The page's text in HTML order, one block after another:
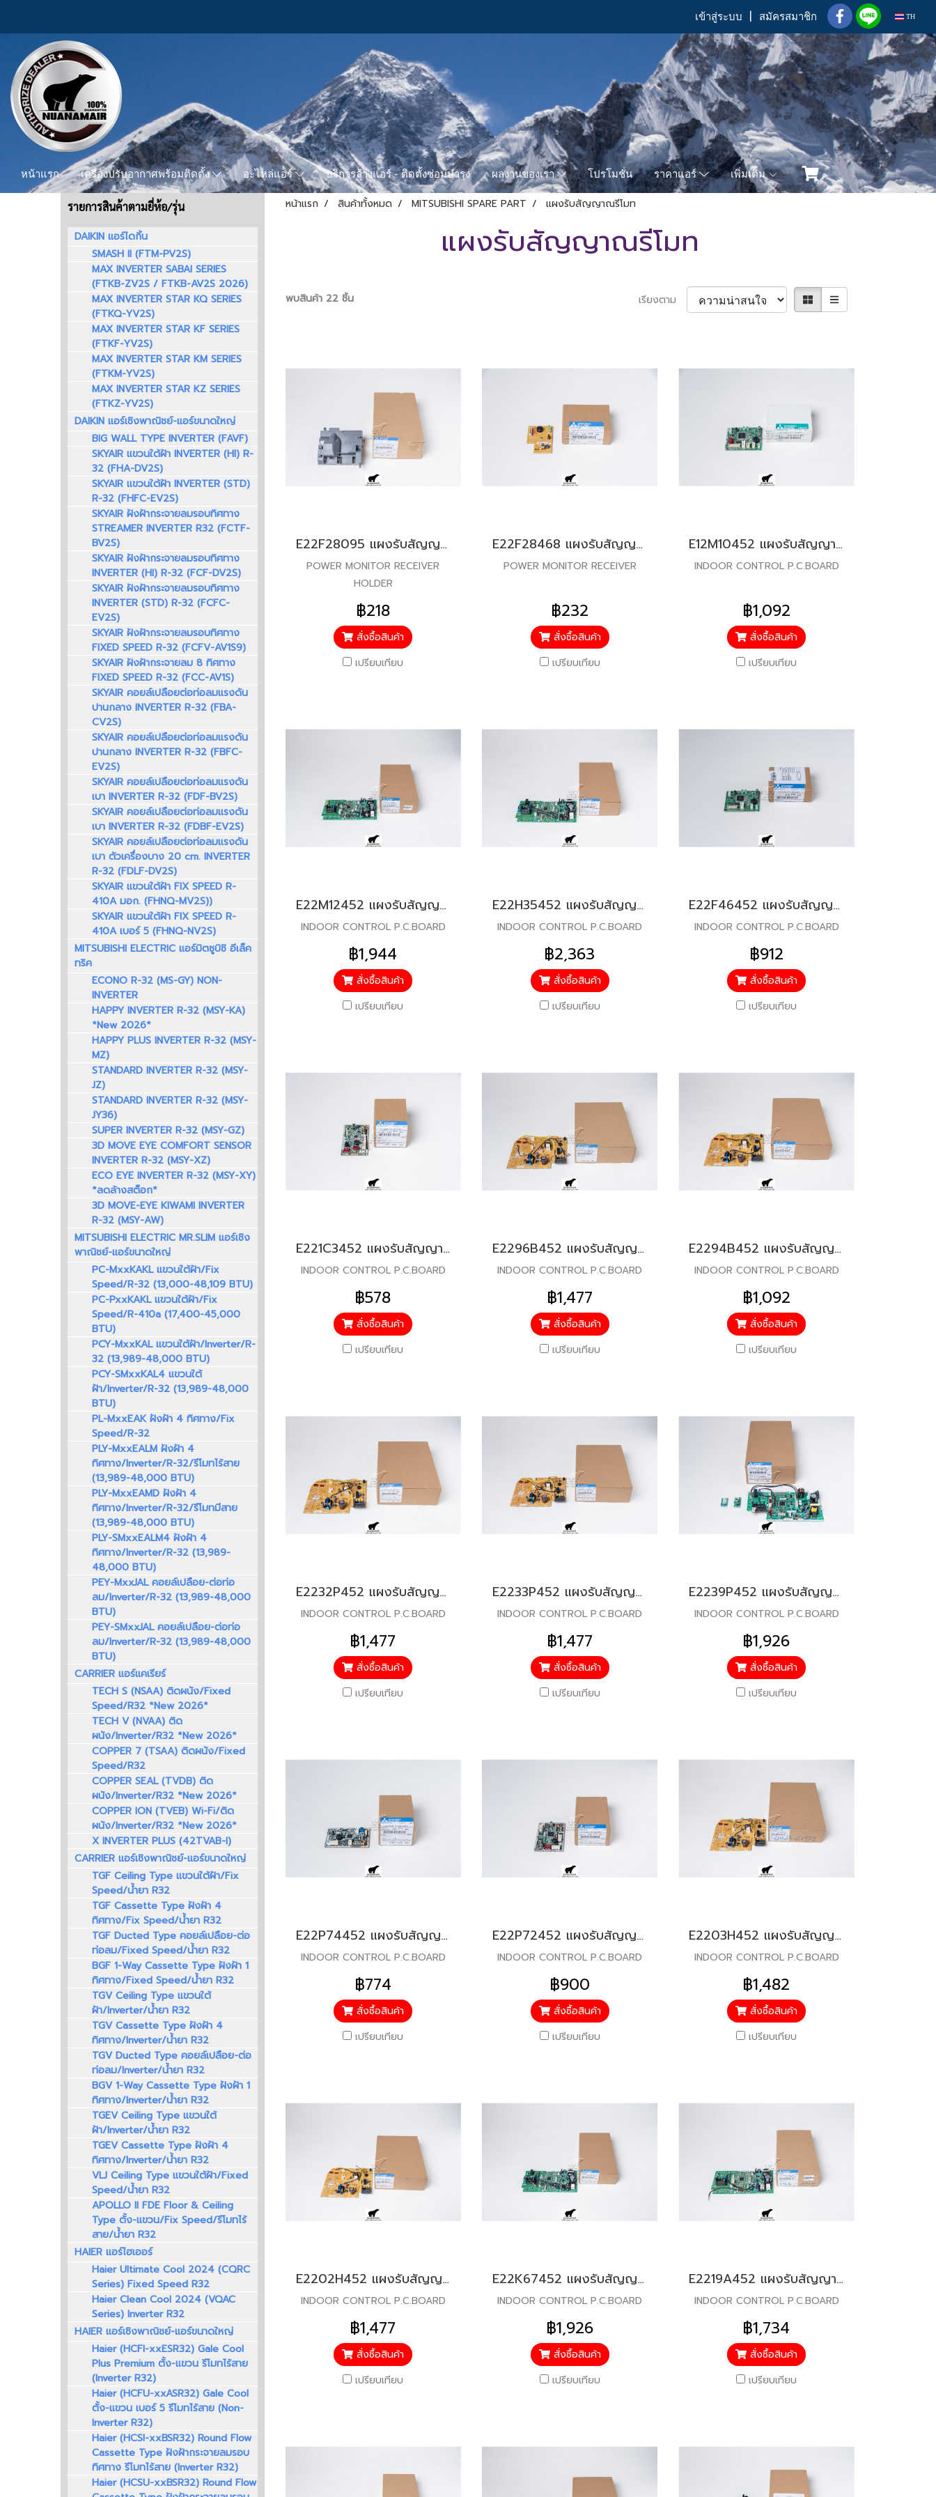
เข้าสู่ระบบ สมัครสมาชิก TH
หน้าแรก เครื่องปรับอากาศพร้อมติดตั้ง อะไหล่แอร์ บริการล้างแอร์ - ติดตั้งซ่อมบำรุง ผลงานของเรา โปรโมชั่น ราคาแอร์ เพิ่มเติม
หน้าแรก สินค้าทั้งหมด MITSUBISHI SPARE PART แผงรับสัญญาณรีโมท
แผงรับสัญญาณรีโมท
พบสินค้า 22 ชิ้น เรียงตาม
E22F28095 แผงรับสัญญาณรีโมท สำหรับแอร์มิตซู รุ่น MS-GN18,24
POWER MONITOR RECEIVER
HOLDER
฿218
สั่งซื้อสินค้า
เปรียบเทียบ
E22F28468 แผงรับสัญญาณรีโมท สำหรับแอร์มิตซู รุ่น MS-SGF,SFH,GJ18,24
POWER MONITOR RECEIVER
฿232
สั่งซื้อสินค้า
เปรียบเทียบ
E12M10452 แผงรับสัญญาณรีโมท สำหรับแอร์มิตซู รุ่น MSY-GK09,13,15
INDOOR CONTROL P.C.BOARD
฿1,092
สั่งซื้อสินค้า
เปรียบเทียบ
E22M12452 แผงรับสัญญาณรีโมท สำหรับแอร์มิตซู รุ่น MSY-GK18,24
INDOOR CONTROL P.C.BOARD
฿1,944
สั่งซื้อสินค้า
เปรียบเทียบ
E22H35452 แผงรับสัญญาณรีโมท สำหรับแอร์มิตซู รุ่น MS-SGH18
INDOOR CONTROL P.C.BOARD
฿2,363
สั่งซื้อสินค้า
เปรียบเทียบ
E22F46452 แผงรับสัญญาณรีโมท สำหรับแอร์มิตซู รุ่น MS-SGG09,MS-SGG13,MS-SGF13
INDOOR CONTROL P.C.BOARD
฿912
สั่งซื้อสินค้า
เปรียบเทียบ
E221C3452 แผงรับสัญญาณรีโมท สำหรับแอร์มิตซู รุ่น MSY-KX09VC
INDOOR CONTROL P.C.BOARD
฿578
สั่งซื้อสินค้า
เปรียบเทียบ
E2296B452 แผงรับสัญญาณรีโมท สำหรับแอร์มิตซู รุ่น MSY-JP15
INDOOR CONTROL P.C.BOARD
฿1,477
สั่งซื้อสินค้า
เปรียบเทียบ
E2294B452 แผงรับสัญญาณรีโมท สำหรับแอร์มิตซู รุ่น MSY-JP09
INDOOR CONTROL P.C.BOARD
฿1,092
สั่งซื้อสินค้า
เปรียบเทียบ
E2232P452 แผงรับสัญญาณรีโมท สำหรับแอร์มิตซู รุ่น MSY-KT15
INDOOR CONTROL P.C.BOARD
฿1,477
สั่งซื้อสินค้า
เปรียบเทียบ
E2233P452 แผงรับสัญญาณรีโมท สำหรับแอร์มิตซู รุ่น MSY-KT18
INDOOR CONTROL P.C.BOARD
฿1,477
สั่งซื้อสินค้า
เปรียบเทียบ
E2239P452 แผงรับสัญญาณรีโมท สำหรับแอร์มิตซู รุ่น MSY-GT13
INDOOR CONTROL P.C.BOARD
฿1,926
สั่งซื้อสินค้า
เปรียบเทียบ
E22P74452 แผงรับสัญญาณรีโมท สำหรับแอร์มิตซู รุ่น MS-GL09,13,15
INDOOR CONTROL P.C.BOARD
฿774
สั่งซื้อสินค้า
เปรียบเทียบ
E22P72452 แผงรับสัญญาณรีโมท สำหรับแอร์มิตซู รุ่น MSY-GM18VF
INDOOR CONTROL P.C.BOARD
฿900
สั่งซื้อสินค้า
เปรียบเทียบ
E2203H452 แผงรับสัญญาณรีโมท สำหรับแอร์มิตซู รุ่น MSY-KP13
INDOOR CONTROL P.C.BOARD
฿1,482
สั่งซื้อสินค้า
เปรียบเทียบ
E2202H452 แผงรับสัญญาณรีโมท สำหรับแอร์มิตซู รุ่น MSY-KP09
INDOOR CONTROL P.C.BOARD
฿1,477
สั่งซื้อสินค้า
เปรียบเทียบ
E22K67452 แผงรับสัญญาณรีโมท สำหรับแอร์มิตซู รุ่น MS-GJ24
INDOOR CONTROL P.C.BOARD
฿1,926
สั่งซื้อสินค้า
เปรียบเทียบ
E2219A452 แผงรับสัญญาณรีโมท สำหรับแอร์มิตซู รุ่น MSY-GN30
INDOOR CONTROL P.C.BOARD
฿1,734
สั่งซื้อสินค้า
เปรียบเทียบ
รายการสินค้าตามยี่ห้อ/รุ่น
DAIKIN แอร์ไดกิ้น
SMASH II (FTM-PV2S)
MAX INVERTER SABAI SERIES
(FTKB-ZV2S / FTKB-AV2S 2026)
MAX INVERTER STAR KQ SERIES
(FTKQ-YV2S)
MAX INVERTER STAR KF SERIES
(FTKF-YV2S)
MAX INVERTER STAR KM SERIES
(FTKM-YV2S)
MAX INVERTER STAR KZ SERIES
(FTKZ-YV2S)
DAIKIN แอร์เชิงพาณิชย์-แอร์ขนาดใหญ่
BIG WALL TYPE INVERTER (FAVF)
SKYAIR แขวนใต้ฝ้า INVERTER (HI) R-
32 (FHA-DV2S)
SKYAIR แขวนใต้ฝ้า INVERTER (STD)
R-32 (FHFC-EV2S)
SKYAIR ฝังฝ้ากระจายลมรอบทิศทาง
STREAMER INVERTER R32 (FCTF-
BV2S)
SKYAIR ฝังฝ้ากระจายลมรอบทิศทาง
INVERTER (HI) R-32 (FCF-DV2S)
SKYAIR ฝังฝ้ากระจายลมรอบทิศทาง
INVERTER (STD) R-32 (FCFC-
EV2S)
SKYAIR ฝังฝ้ากระจายลมรอบทิศทาง
FIXED SPEED R-32 (FCFV-AV1S9)
SKYAIR ฝังฝ้ากระจายลม 8 ทิศทาง
FIXED SPEED R-32 (FCC-AV1S)
SKYAIR คอยล์เปลือยต่อท่อลมแรงดัน
ปานกลาง INVERTER R-32 (FBA-
CV2S)
SKYAIR คอยล์เปลือยต่อท่อลมแรงดัน
ปานกลาง INVERTER R-32 (FBFC-
EV2S)
SKYAIR คอยล์เปลือยต่อท่อลมแรงดัน
เบา INVERTER R-32 (FDF-BV2S)
SKYAIR คอยล์เปลือยต่อท่อลมแรงดัน
เบา INVERTER R-32 (FDBF-EV2S)
SKYAIR คอยล์เปลือยต่อท่อลมแรงดัน
เบา ตัวเครื่องบาง 20 cm. INVERTER
R-32 (FDLF-DV2S)
SKYAIR แขวนใต้ฝ้า FIX SPEED R-
410A มอก. (FHNQ-MV2S))
SKYAIR แขวนใต้ฝ้า FIX SPEED R-
410A เบอร์ 5 (FHNQ-NV2S)
MITSUBISHI ELECTRIC แอร์มิตซูบิชิ อีเล็ค
ทริค
ECONO R-32 (MS-GY) NON-
INVERTER
HAPPY INVERTER R-32 (MSY-KA)
*New 2026*
HAPPY PLUS INVERTER R-32 (MSY-
MZ)
STANDARD INVERTER R-32 (MSY-
JZ)
STANDARD INVERTER R-32 (MSY-
JY36)
SUPER INVERTER R-32 (MSY-GZ)
3D MOVE EYE COMFORT SENSOR
INVERTER R-32 (MSY-XZ)
ECO EYE INVERTER R-32 (MSY-XY)
*ลดล้างสต็อก*
3D MOVE-EYE KIWAMI INVERTER
R-32 (MSY-AW)
MITSUBISHI ELECTRIC MR.SLIM แอร์เชิง
พาณิชย์-แอร์ขนาดใหญ่
PC-MxxKAKL แขวนใต้ฝ้า/Fix
Speed/R-32 (13,000-48,109 BTU)
PC-PxxKAKL แขวนใต้ฝ้า/Fix
Speed/R-410a (17,400-45,000
BTU)
PCY-MxxKAL แขวนใต้ฝ้า/Inverter/R-
32 (13,989-48,000 BTU)
PCY-SMxxKAL4 แขวนใต้
ฝ้า/Inverter/R-32 (13,989-48,000
BTU)
PL-MxxEAK ฝังฝ้า 4 ทิศทาง/Fix
Speed/R-32
PLY-MxxEALM ฝังฝ้า 4
ทิศทาง/Inverter/R-32/รีโมทไร้สาย
(13,989-48,000 BTU)
PLY-MxxEAMD ฝังฝ้า 4
ทิศทาง/Inverter/R-32/รีโมทมีสาย
(13,989-48,000 BTU)
PLY-SMxxEALM4 ฝังฝ้า 4
ทิศทาง/Inverter/R-32 (13,989-
48,000 BTU)
PEY-MxxJAL คอยล์เปลือย-ต่อท่อ
ลม/Inverter/R-32 (13,989-48,000
BTU)
PEY-SMxxJAL คอยล์เปลือย-ต่อท่อ
ลม/Inverter/R-32 (13,989-48,000
BTU)
CARRIER แอร์แคเรียร์
TECH S (NSAA) ติดผนัง/Fixed
Speed/R32 *New 2026*
TECH V (NVAA) ติด
ผนัง/Inverter/R32 *New 2026*
COPPER 7 (TSAA) ติดผนัง/Fixed
Speed/R32
COPPER SEAL (TVDB) ติด
ผนัง/Inverter/R32 *New 2026*
COPPER ION (TVEB) Wi-Fi/ติด
ผนัง/Inverter/R32 *New 2026*
X INVERTER PLUS (42TVAB-I)
CARRIER แอร์เชิงพาณิชย์-แอร์ขนาดใหญ่
TGF Ceiling Type แขวนใต้ฝ้า/Fix
Speed/น้ำยา R32
TGF Cassette Type ฝังฝ้า 4
ทิศทาง/Fix Speed/น้ำยา R32
TGF Ducted Type คอยล์เปลือย-ต่อ
ท่อลม/Fixed Speed/น้ำยา R32
BGF 1-Way Cassette Type ฝังฝ้า 1
ทิศทาง/Fixed Speed/น้ำยา R32
TGV Ceiling Type แขวนใต้
ฝ้า/Inverter/น้ำยา R32
TGV Cassette Type ฝังฝ้า 4
ทิศทาง/Inverter/น้ำยา R32
TGV Ducted Type คอยล์เปลือย-ต่อ
ท่อลม/Inverter/น้ำยา R32
BGV 1-Way Cassette Type ฝังฝ้า 1
ทิศทาง/Inverter/น้ำยา R32
TGEV Ceiling Type แขวนใต้
ฝ้า/Inverter/น้ำยา R32
TGEV Cassette Type ฝังฝ้า 4
ทิศทาง/Inverter/น้ำยา R32
VLJ Ceiling Type แขวนใต้ฝ้า/Fixed
Speed/น้ำยา R32
APOLLO II FDE Floor & Ceiling
Type ตั้ง-แขวน/Fix Speed/รีโมทไร้
สาย/น้ำยา R32
HAIER แอร์ไฮเออร์
Haier Ultimate Cool 2024 (CQRC
Series) Fixed Speed R32
Haier Clean Cool 2024 (VQAC
Series) Inverter R32
HAIER แอร์เชิงพาณิชย์-แอร์ขนาดใหญ่
Haier (HCFI-xxESR32) Gale Cool
Plus Premium ตั้ง-แขวน รีโมทไร้สาย
(Inverter R32)
Haier (HCFU-xxASR32) Gale Cool
ตั้ง-แขวน เบอร์ 5 รีโมทไร้สาย (Non-
Inverter R32)
Haier (HCSI-xxBSR32) Round Flow
Cassette Type ฝังฝ้ากระจายลมรอบ
ทิศทาง รีโมทไร้สาย (Inverter R32)
Haier (HCSU-xxBSR32) Round Flow